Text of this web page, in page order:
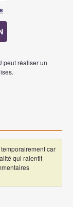
peut réaliser un
car
qui ralentit